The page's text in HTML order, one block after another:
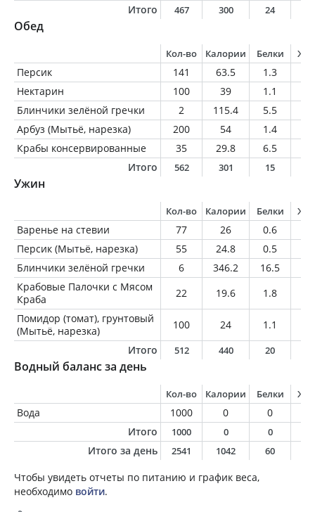
Итого
467 300 24
Обед
Кол-во Калории Белки
Персик 141 63.5 1.3
Нектарин
100 39 1.1
Блинчики зелёной гречки
2 115.4 5.5
Арбуз (Мытьё, нарезка)
200 54 1.4
Крабы консервированные
35 29.8 6.5
Итого
562 301 15
Ужин
Кол-во Калории Белки
Варенье на стевии 77 26 0.6
Персик (Мытьё, нарезка)
55 24.8 0.5
Блинчики зелёной гречки
6 346.2 16.5
Крабовые Палочки с Мясом
Краба
22 19.6 1.8
Помидор (томат), грунтовый
(Мытьё, нарезка)
100 24 1.1
Итого
512 440 20
Водный баланс за день
Кол-во Калории Белки
Вода 1000 0 0
Итого
1000 0 0
Итого за день 2541 1042 60
Чтобы увидеть отчеты по питанию и график веса,
необходимо войти.